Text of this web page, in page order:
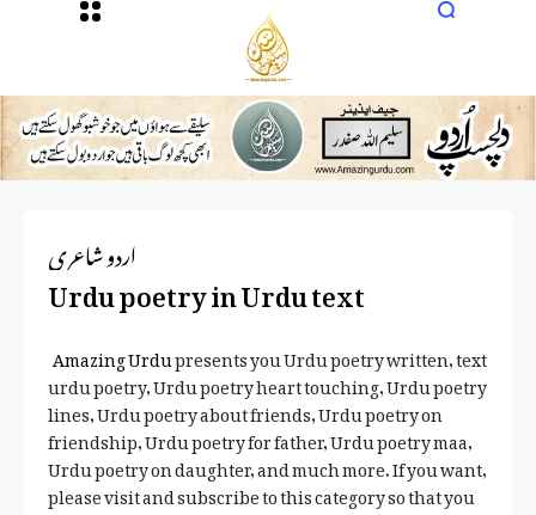
اردو شاعری
Urdu poetry in Urdu text
Amazing Urdupresents you Urdu poetry written, text
urdu poetry, Urdu poetry heart touching, Urdu poetry
lines, Urdu poetry about friends, Urdu poetry on
friendship, Urdu poetry for father, Urdu poetry maa,
Urdu poetry on daughter, and much more. If you want,
please visit and subscribe to this category so that you